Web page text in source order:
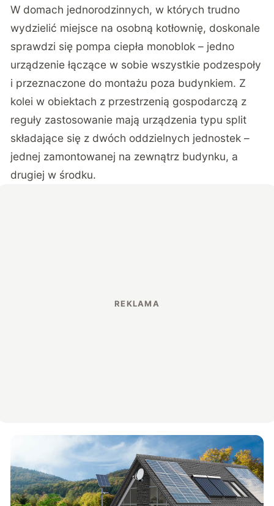
W domach jednorodzinnych, w których trudno
wydzielić miejsce na osobną kotłownię, doskonale
sprawdzi się pompa ciepła monoblok – jedno
urządzenie łączące w sobie wszystkie podzespoły
i przeznaczone do montażu poza budynkiem. Z
kolei w obiektach z przestrzenią gospodarczą z
reguły zastosowanie mają urządzenia typu split
składające się z dwóch oddzielnych jednostek –
jednej zamontowanej na zewnątrz budynku, a
drugiej w środku.